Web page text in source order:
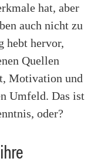
hat, aber
auch nicht zu
hebt hervor,
Quellen
Motivation und
Umfeld. Das ist
oder?